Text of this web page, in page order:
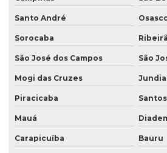
Plástico gofrado
Plástico gofrado para borracha
Plástico gofrado para embalar perfil de
Plástico gofrado para perfil de alumínio
Rotulo bopp
Rotulo manga
Rotulo sleeve
Santo André
Sorocaba
São José dos Campos São
Mogi das Cruzes
Piracicaba Santos
Mauá
Carapicuíba Bauru